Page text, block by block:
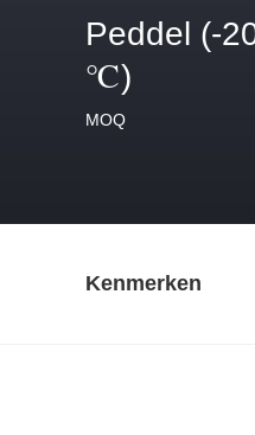
Peddel (-
℃)
MOQ
Kenmerken